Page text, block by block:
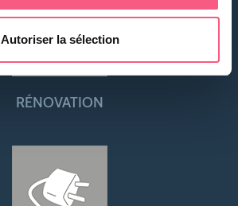
Autoriser la sélection
RÉNOVATION